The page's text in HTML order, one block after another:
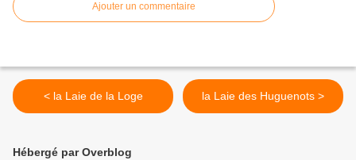
Ajouter un commentaire
< la Laie de la Loge la Laie des Huguenots >
Hébergé par Overblog